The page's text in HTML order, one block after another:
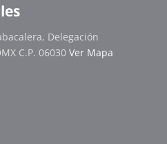
Delegación
C.P. 06030 Ver Mapa